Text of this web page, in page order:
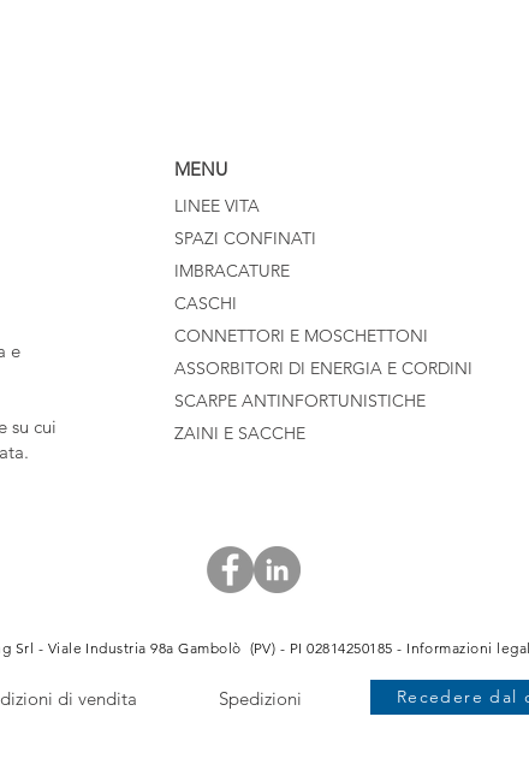
e
su cui
MENU
LINEE VITA
SPAZI CONFINATI
IMBRACATURE
CASCHI
CONNETTORI E MOSCHETTONI
ASSORBITORI DI ENERGIA E CORDINI
SCARPE ANTINFORTUNISTICHE
ZAINI E SACCHE
Srl - Viale Industria 98a Gambolò (PV) - PI 02814250185 - Informazioni
di vendita Spedizioni Recedere dal